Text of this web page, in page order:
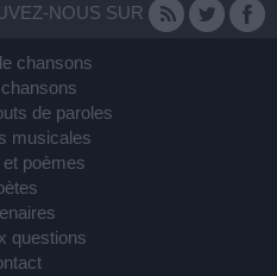
NOUS SUR
chansons
de paroles
musicales
poèmes
questions